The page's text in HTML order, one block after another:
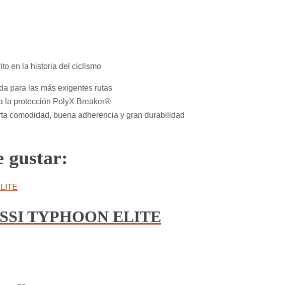
en la historia del ciclismo
para las más exigentes rutas
la protección PolyX Breaker®
comodidad, buena adherencia y gran durabilidad
gustar:
TYPHOON ELITE